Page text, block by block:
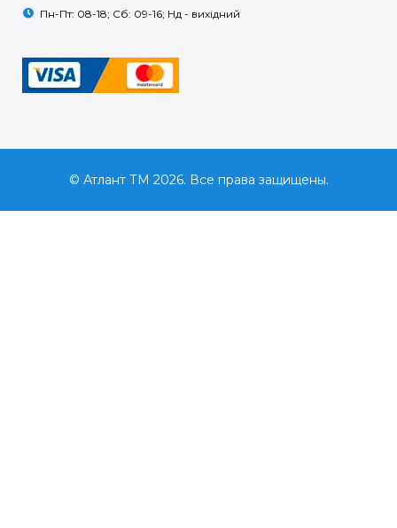
Пн-Пт: 08-18; Сб: 09-16; Нд - вихідний
© Атлант ТМ 2026. Все права защищены.